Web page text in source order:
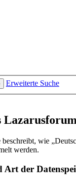
Erweiterte Suche
wie
werden.
Art der